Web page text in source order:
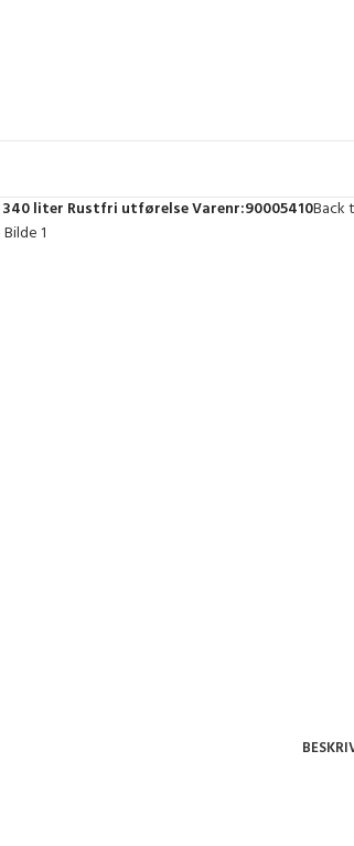
340 liter Rustfri utførelse Varenr:90005410Back